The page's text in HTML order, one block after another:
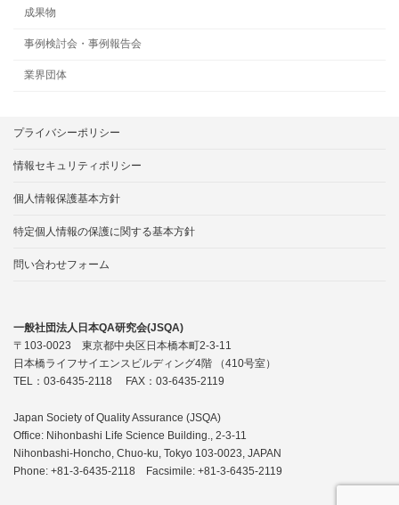
成果物
事例検討会・事例報告会
業界団体
プライバシーポリシー
情報セキュリティポリシー
個人情報保護基本方針
特定個人情報の保護に関する基本方針
問い合わせフォーム
一般社団法人日本QA研究会(JSQA)
〒103-0023 東京都中央区日本橋本町2-3-11
日本橋ライフサイエンスビルディング4階 （410号室）
TEL：03-6435-2118 FAX：03-6435-2119
Japan Society of Quality Assurance (JSQA)
Office: Nihonbashi Life Science Building., 2-3-11
Nihonbashi-Honcho, Chuo-ku, Tokyo 103-0023, JAPAN
Phone: +81-3-6435-2118 Facsimile: +81-3-6435-2119